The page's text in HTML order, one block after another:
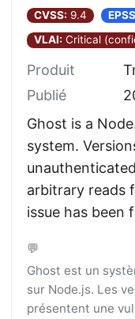
CVSS: 9.4
VLAI: Critical
Produit
Publié
Ghost is a
system.
arbitrary reads
issue has been
💬
Ghost est un
sur Node.js. Les
présentent une